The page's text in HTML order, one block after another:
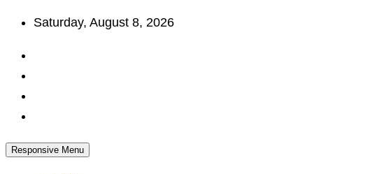
Skip
content
Saturday, August 8, 2026
Responsive Menu